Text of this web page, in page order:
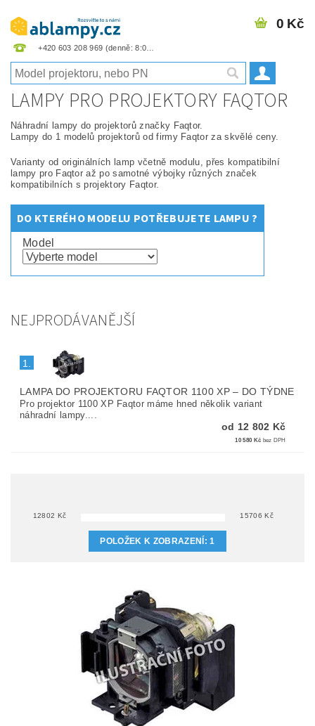
+420 603 208 969
0 Kč
LAMPY PRO PROJEKTORY FAQTOR
Náhradní lampy do projektorů značky Faqtor.
Lampy do 1 modelů projektorů od firmy Faqtor za skvělé ceny.
Varianty od originálních lamp včetně modulu, přes kompatibilní
lampy pro Faqtor až po samotné výbojky různých značek
kompatibilních s projektory Faqtor.
DO KTERÉHO MODELU POTŘEBUJETE LAMPU ?
Model
NEJPRODÁVANĚJŠÍ
1.
LAMPA DO PROJEKTORU FAQTOR 1100 XP– DO TÝDNE
Pro projektor 1100 XP Faqtor máme hned několik variant
náhradní lampy....
od 12 802 Kč
10 580 Kč bez DPH
12802 Kč 15706 Kč
POLOŽEK K ZOBRAZENÍ:1